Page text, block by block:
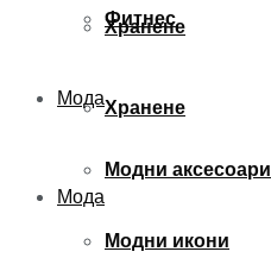
Фитнес
Хранене
Мода
Хранене
Мода
Модни аксесоари
Модни икони